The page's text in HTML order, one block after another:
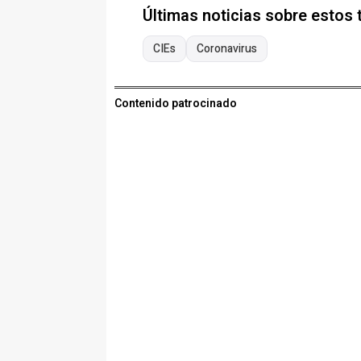
Últimas noticias sobre estos
CIEs Coronavirus
Contenido patrocinado